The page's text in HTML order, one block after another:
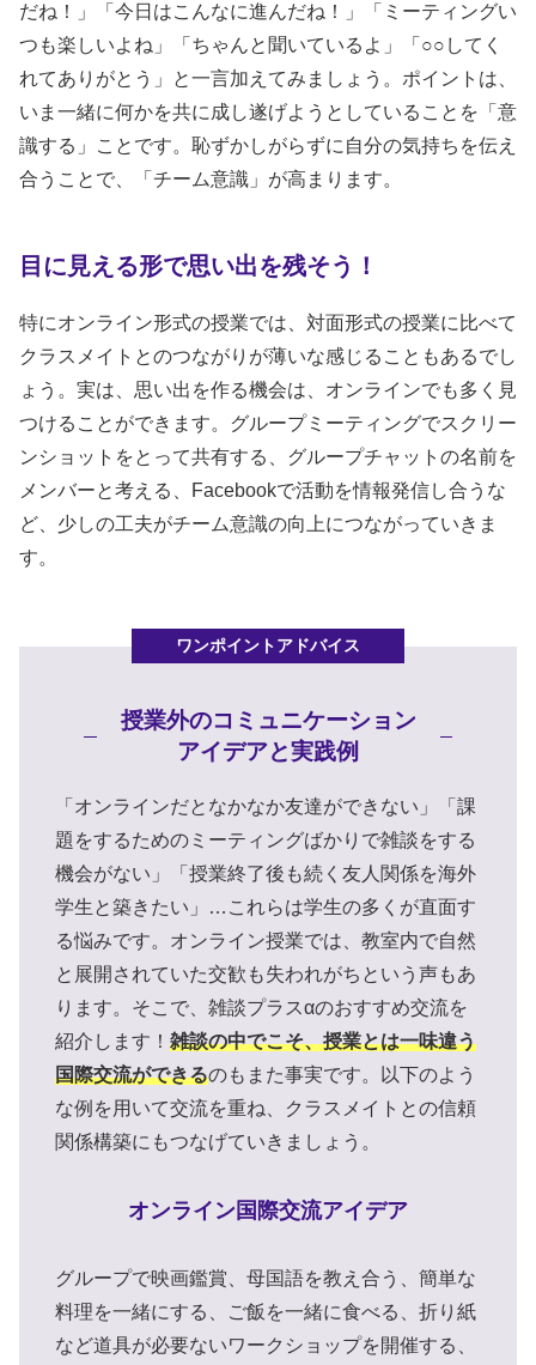
だね！」「今日はこんなに進んだね！」「ミーティングい
つも楽しいよね」「ちゃんと聞いているよ」「○○してく
れてありがとう」と一言加えてみましょう。ポイントは、
いま一緒に何かを共に成し遂げようとしていることを「意
識する」ことです。恥ずかしがらずに自分の気持ちを伝え
合うことで、「チーム意識」が高まります。
目に見える形で思い出を残そう！
特にオンライン形式の授業では、対面形式の授業に比べて
クラスメイトとのつながりが薄いな感じることもあるでし
ょう。実は、思い出を作る機会は、オンラインでも多く見
つけることができます。グループミーティングでスクリー
ンショットをとって共有する、グループチャットの名前を
メンバーと考える、Facebookで活動を情報発信し合うな
ど、少しの工夫がチーム意識の向上につながっていきま
す。
授業外のコミュニケーション
アイデアと実践例
「オンラインだとなかなか友達ができない」「課
題をするためのミーティングばかりで雑談をする
機会がない」「授業終了後も続く友人関係を海外
学生と築きたい」…これらは学生の多くが直面す
る悩みです。オンライン授業では、教室内で自然
と展開されていた交歓も失われがちという声もあ
ります。そこで、雑談プラスαのおすすめ交流を
紹介します！ 雑談の中でこそ、授業とは一味違う
国際交流ができるのもまた事実です。以下のよう
な例を用いて交流を重ね、クラスメイトとの信頼
関係構築にもつなげていきましょう。
オンライン国際交流アイデア
グループで映画鑑賞、母国語を教え合う、簡単な
料理を一緒にする、ご飯を一緒に食べる、折り紙
など道具が必要ないワークショップを開催する、